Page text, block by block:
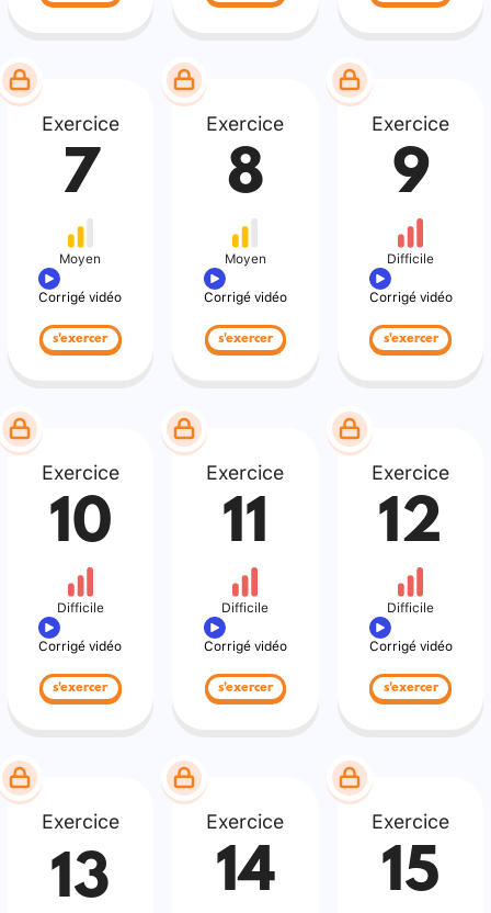
Exercice
7
Moyen
Corrigé vidéo
s'exercer
Exercice
8
Moyen
Corrigé vidéo
s'exercer
Exercice
9
Difficile
Corrigé vidéo
s'exercer
Exercice
10
Difficile
Corrigé vidéo
s'exercer
Exercice
11
Difficile
Corrigé vidéo
s'exercer
Exercice
12
Difficile
Corrigé vidéo
s'exercer
Exercice
13
Exercice
14
Exercice
15